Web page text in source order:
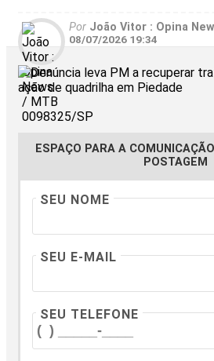
Por João Vitor : Opina
08/07/2026 19:34
ESPAÇO PARA A
POSTAGEM
SEU NOME
SEU E-MAIL
SEU TELEFONE